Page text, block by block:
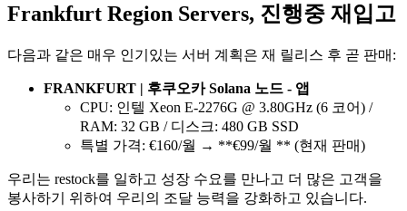
Frankfurt Region Servers, 진행중 재입고
다음과 같은 매우 인기있는 서버 계획은 재 릴리스 후 곧 판매:
FRANKFURT | 후쿠오카 Solana 노드 - 앱
CPU: 인텔 Xeon E-2276G @ 3.80GHz (6 코어) /
RAM: 32 GB / 디스크: 480 GB SSD
특별 가격: €160/월 → **€99/월 ** (현재 판매)
우리는 restock를 일하고 성장 수요를 만나고 더 많은 고객을
봉사하기 위하여 우리의 조달 능력을 강화하고 있습니다.